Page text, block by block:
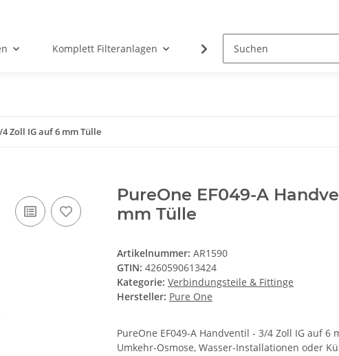
Komplett Filteranlagen Messtechnik
Zoll IG auf 6 mm Tülle
PureOne EF049-A
mm Tülle
Artikelnummer: AR1590
GTIN: 4260590613424
Kategorie: Verbindungsteile & Fittinge
Hersteller: Pure One
PureOne EF049-A Handventil - 3/4 Zoll IG auf
Umkehr-Osmose, Wasser-Installationen oder